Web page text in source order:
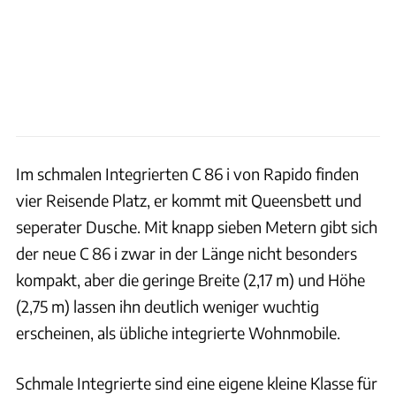
Im schmalen Integrierten C 86 i von Rapido finden
vier Reisende Platz, er kommt mit Queensbett und
seperater Dusche. Mit knapp sieben Metern gibt sich
der neue C 86 i zwar in der Länge nicht besonders
kompakt, aber die geringe Breite (2,17 m) und Höhe
(2,75 m) lassen ihn deutlich weniger wuchtig
erscheinen, als übliche integrierte Wohnmobile.
Schmale Integrierte sind eine eigene kleine Klasse für